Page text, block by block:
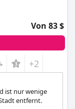
Von 83 $
+2
ist nur wenige
entfernt.